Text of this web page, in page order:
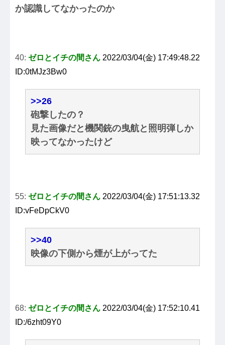
か認識してなかったのか
40: ゼロとイチの間さん 2022/03/04(金) 17:49:48.22
ID:0tMJz3Bw0
>>26
砲撃したの？
見た画像だと機関銃の曳航と照明弾しか
映ってなかったけど
55: ゼロとイチの間さん 2022/03/04(金) 17:51:13.32
ID:vFeDpCkV0
>>40
映像の下側から煙が上がってた
68: ゼロとイチの間さん 2022/03/04(金) 17:52:10.41
ID:/6zht09Y0